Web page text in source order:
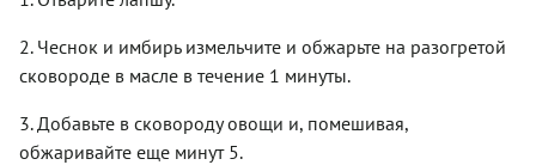
2. Чеснок и имбирь измельчите и обжарьте на разогретой
сковороде в масле в течение 1 минуты.
3. Добавьте в сковороду овощи и, помешивая,
обжаривайте еще минут 5.